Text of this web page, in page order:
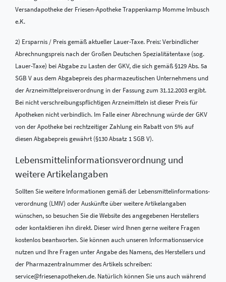
Versandapotheke der Friesen-Apotheke Trappenkamp Momme Imbusch
e.K.
2) Ersparnis / Preis gemäß aktueller Lauer-Taxe. Preis: Verbindlicher
Abrechnungspreis nach der Großen Deutschen Spezialitätentaxe (sog.
Lauer-Taxe) bei Abgabe zu Lasten der GKV, die sich gemäß §129 Abs. 5a
SGB V aus dem Abgabepreis des pharmazeutischen Unternehmens und
der Arzneimittelpreisverordnung in der Fassung zum 31.12.2003 ergibt.
Bei nicht verschreibungspflichtigen Arzneimitteln ist dieser Preis für
Apotheken nicht verbindlich. Im Falle einer Abrechnung würde der GKV
von der Apotheke bei rechtzeitiger Zahlung ein Rabatt von 5% auf
diesen Abgabepreis gewährt (§130 Absatz 1 SGB V).
Lebensmittel­informations­verordnung und
weitere Artikelangaben
Sollten Sie weitere Informationen gemäß der Lebensmittel­informations­
verordnung (LMIV) oder Auskünfte über weitere Artikelangaben
wünschen, so besuchen Sie die Website des angegebenen Herstellers
oder kontaktieren ihn direkt. Dieser wird Ihnen gerne weitere Fragen
kostenlos beantworten. Sie können auch unseren Informationsservice
nutzen und Ihre Fragen unter Angabe des Namens, des Herstellers und
der Pharmazentralnummer des Artikels schreiben:
service@friesenapotheken.de. Natürlich können Sie uns auch während